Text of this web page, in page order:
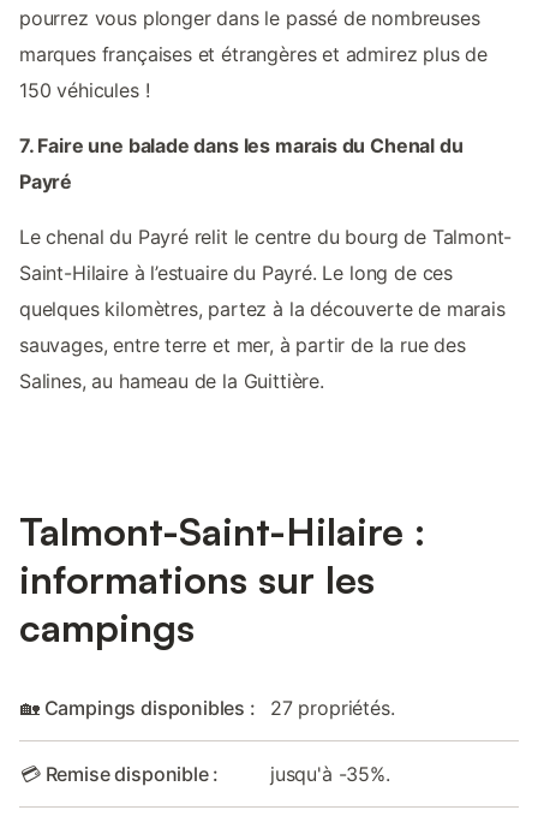
pourrez vous plonger dans le passé de nombreuses
marques françaises et étrangères et admirez plus de
150 véhicules !
7. Faire une balade dans les marais du Chenal du
Payré
Le chenal du Payré relit le centre du bourg de Talmont-
Saint-Hilaire à l’estuaire du Payré. Le long de ces
quelques kilomètres, partez à la découverte de marais
sauvages, entre terre et mer, à partir de la rue des
Salines, au hameau de la Guittière.
Talmont-Saint-Hilaire :
informations sur les
campings
🏡 Campings disponibles : 27 propriétés.
💳 Remise disponible : jusqu'à -35%.